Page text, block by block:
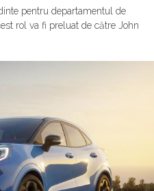
pentru departamentul de
rol va fi preluat de către John